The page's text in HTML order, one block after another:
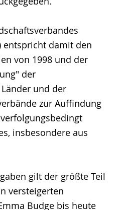
entspricht damit den
von 1998 und der
der
und der
zur Auffindung
insbesondere aus
gilt der größte Teil
versteigerten
Budge bis heute